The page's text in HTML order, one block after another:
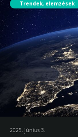
Trendek, elemzések
2025. június 3.